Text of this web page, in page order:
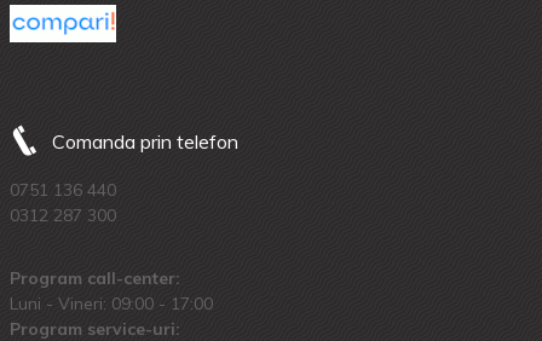
Comanda prin telefon
0751 136 440
0312 287 300
Program call-center:
Luni - Vineri: 09:00 - 17:00
Program service-uri: